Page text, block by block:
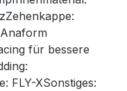
für bessere
FLY-XSonstiges: